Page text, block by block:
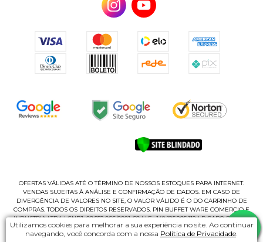
OFERTAS VÁLIDAS ATÉ O TÉRMINO DE NOSSOS ESTOQUES PARA INTERNET.
VENDAS SUJEITAS À ANÁLISE E CONFIRMAÇÃO DE DADOS. EM CASO DE
DIVERGÊNCIA DE VALORES NO SITE, O VALOR VÁLIDO É O DO CARRINHO DE
COMPRAS. TODOS OS DIREITOS RESERVADOS. PIN BUFFET WARE COMERCIO E
INDUSTRIA LTDA | CNPJ: 09.552.066/0001-69 | I.E.: 148.125.295.112 | R CABO ROMEU
CASAGRANDE, 135 - B | CEP 02180-060 - PQ NOVO MUNDO | SÃO PAUL/SP
Utilizamos cookies para melhorar a sua experiência no site. Ao continuar
navegando, você concorda com a nossa Política de Privacidade.